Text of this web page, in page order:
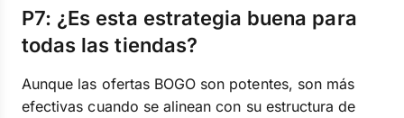
P7: ¿Es esta estrategia buena para
todas las tiendas?
Aunque las ofertas BOGO son potentes, son más
efectivas cuando se alinean con su estructura de